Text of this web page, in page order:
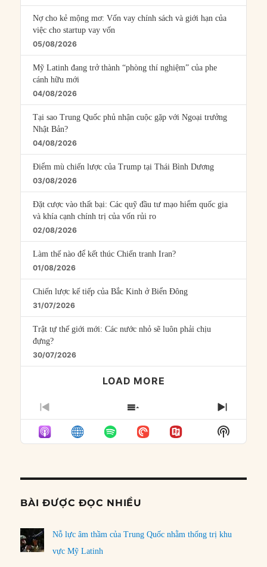
Nợ cho kẻ mộng mơ: Vốn vay chính sách và giới hạn của
việc cho startup vay vốn
05/08/2026
Mỹ Latinh đang trở thành “phòng thí nghiệm” của phe
cánh hữu mới
04/08/2026
Tại sao Trung Quốc phủ nhận cuộc gặp với Ngoại trưởng
Nhật Bản?
04/08/2026
Điểm mù chiến lược của Trump tại Thái Bình Dương
03/08/2026
Đặt cược vào thất bại: Các quỹ đầu tư mạo hiểm quốc gia
và khía cạnh chính trị của vốn rủi ro
02/08/2026
Làm thế nào để kết thúc Chiến tranh Iran?
01/08/2026
Chiến lược kế tiếp của Bắc Kinh ở Biển Đông
31/07/2026
Trật tự thế giới mới: Các nước nhỏ sẽ luôn phải chịu
đựng?
30/07/2026
LOAD MORE
PREVIOUS
EPISODE
SHOW
EPISODES
LIST
NEXT
Show
Podcast
BÀI ĐƯỢC ĐỌC NHIỀU
Nỗ lực âm thầm của Trung Quốc nhằm thống trị khu
vực Mỹ Latinh